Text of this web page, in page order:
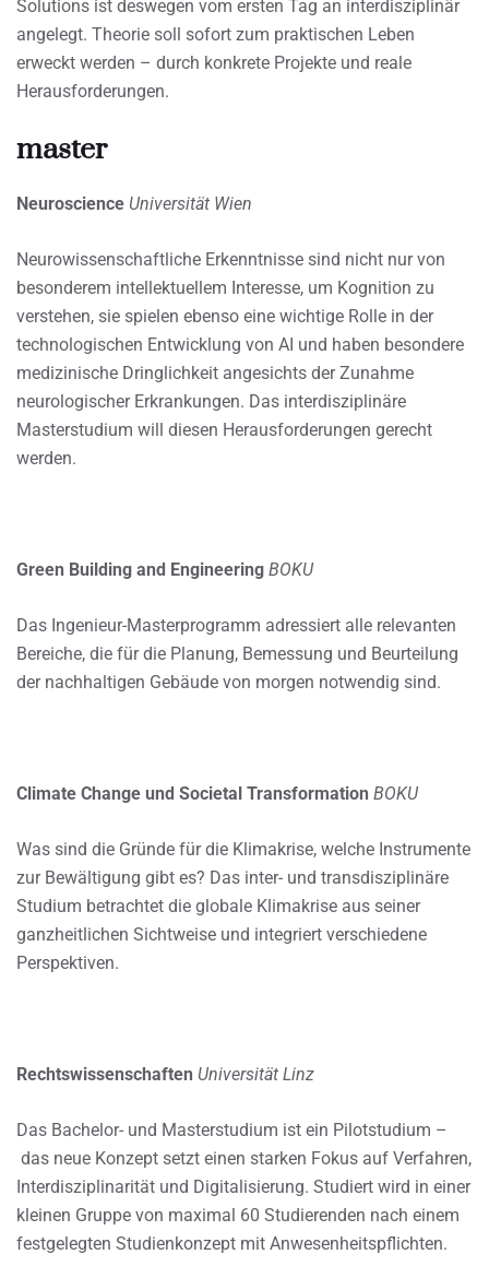
Solutions ist deswegen vom ersten Tag an interdisziplinär
angelegt. Theorie soll sofort zum praktischen Leben
erweckt werden – durch konkrete Projekte und reale
Herausforderungen.
master
Neuroscience Universität Wien
Neurowissenschaftliche Erkenntnisse sind nicht nur von
besonderem intellektuellem Interesse, um Kognition zu
verstehen, sie spielen ebenso eine wichtige Rolle in der
technologischen Entwicklung von AI und haben besondere
medizinische Dringlichkeit angesichts der Zunahme
neurologischer Erkrankungen. Das interdisziplinäre
Masterstudium will diesen Herausforderungen gerecht
werden.
Green Building and Engineering BOKU
Das Ingenieur-Masterprogramm adressiert alle relevanten
Bereiche, die für die Planung, Bemessung und Beurteilung
der nachhaltigen Gebäude von morgen notwendig sind.
Climate Change und Societal Transformation BOKU
Was sind die Gründe für die Klimakrise, welche Instrumente
zur Bewältigung gibt es? Das inter- und transdisziplinäre
Studium betrachtet die globale Klimakrise aus seiner
ganzheitlichen Sichtweise und integriert verschiedene
Perspektiven.
Rechtswissenschaften Universität Linz
Das Bachelor- und Masterstudium ist ein Pilotstudium –
das neue Konzept setzt einen starken Fokus auf Verfahren,
Interdisziplinarität und Digitalisierung. Studiert wird in einer
kleinen Gruppe von maximal 60 Studierenden nach einem
festgelegten Studienkonzept mit Anwesenheitspflichten.